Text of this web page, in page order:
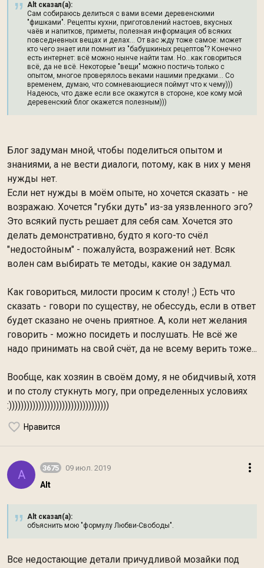
Alt сказал(а):
Сам собираюсь делиться с вами всеми деревенскими
"фишками". Рецепты кухни, приготовлений настоев, вкусных
чаёв и напитков, приметы, полезная информация об всяких
повседневных вещах и делах... От вас жду тоже самое: может
кто чего знает или помнит из "бабушкиных рецептов"? Конечно
есть интернет: всё можно нынче найти там. Но...как говориться
всё, да не всё. Некоторые "вещи" можно постичь только с
опытом, многое проверялось веками нашими предками... Со
временем, думаю, что сомневающиеся поймут что к чему)))
Надеюсь, что даже если все окажутся в стороне, кое кому мой
деревенский блог окажется полезным)))
Блог задуман мной, чтобы поделиться опытом и
знаниями, а не вести диалоги, потому, как в них у меня
нужды нет.
Если нет нужды в моём опыте, но хочется сказать - не
возражаю. Хочется "губки дуть" из-за уязвленного эго?
Это всякий пусть решает для себя сам. Хочется это
делать демонстративно, будто я кого-то счёл
"недостойным" - пожалуйста, возражений нет. Всяк
волен сам выбирать те методы, какие он задумал.
Как говориться, милости просим к столу! ;) Есть что
сказать - говори по существу, не обессудь, если в ответ
будет сказано не очень приятное. А, коли нет желания
говорить - можно посидеть и послушать. Не всё же
надо принимать на свой счёт, да не всему верить тоже...
Вообще, как хозяин в своём дому, я не обидчивый, хотя
и по столу стукнуть могу, при определенных условиях
:))))))))))))))))))))))))))))))))))
Нравится
A 3675 09 июл. 2019
Alt
Alt сказал(а):
объяснить мою "формулу Любви-Свободы".
Все недостающие детали причудливой мозайки под